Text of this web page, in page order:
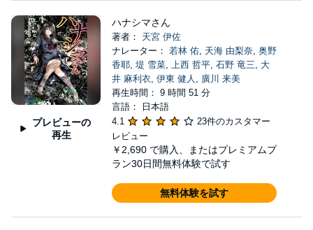
プレビューの
再生
ハナシマさん
著者： 天宮 伊佐
ナレーター： 若林 佑, 天海 由梨奈, 奥野
香耶, 堤 雪菜, 上西 哲平, 石野 竜三, 大
井 麻利衣, 伊東 健人 , 廣川 来美
再生時間： 9 時間 51 分
言語： 日本語
4.1
23件のカスタマー
レビュー
￥2,690 で購入、またはプレミアムプ
ラン30日間無料体験で試す
無料体験を試す